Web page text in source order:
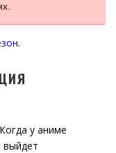
.
у аниме
выйдет